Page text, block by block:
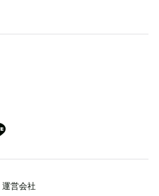
運営会社